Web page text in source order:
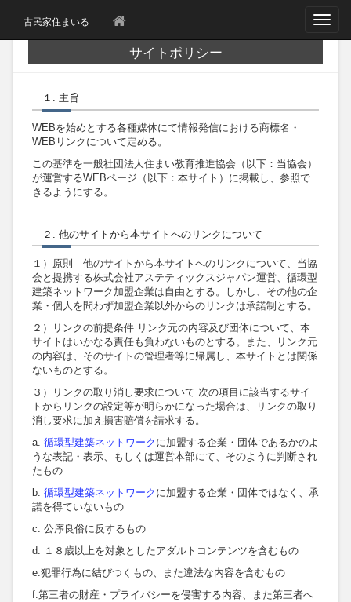
古民家住まいる
T
g
サイトポリシー
１. 主旨
WEBを始めとする各種媒体にて情報発信における商標名・
WEBリンクについて定める。
この基準を一般社団法人住まい教育推進協会（以下：当協会）
が運営するWEBページ（以下：本サイト）に掲載し、参照で
きるようにする。
２. 他のサイトから本サイトへのリンクについて
１）原則 他のサイトから本サイトへのリンクについて、当協
会と提携する株式会社アステティックスジャパン運営、循環型
建築ネットワーク加盟企業は自由とする。しかし、その他の企
業・個人を問わず加盟企業以外からのリンクは承諾制とする。
２）リンクの前提条件 リンク元の内容及び団体について、本
サイトはいかなる責任も負わないものとする。また、リンク元
の内容は、そのサイトの管理者等に帰属し、本サイトとは関係
ないものとする。
３）リンクの取り消し要求について 次の項目に該当するサイ
トからリンクの設定等が明らかになった場合は、リンクの取り
消し要求に加え損害賠償を請求する。
a. 循環型建築ネットワーク に加盟する企業・団体であるかのよ
うな表記・表示、もしくは運営本部にて、そのように判断され
たもの
b. 循環型建築ネットワーク に加盟する企業・団体ではなく、承
諾を得ていないもの
c. 公序良俗に反するもの
d. １８歳以上を対象としたアダルトコンテンツを含むもの
e.犯罪行為に結びつくもの、また違法な内容を含むもの
f.第三者の財産・プライバシーを侵害する内容、また第三者へ